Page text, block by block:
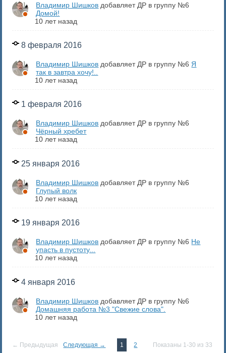
Владимир Шишков добавляет ДР в группу №6
Домой!
10 лет назад
8 февраля 2016
Владимир Шишков добавляет ДР в группу №6 Я
так в завтра хочу!..
10 лет назад
1 февраля 2016
Владимир Шишков добавляет ДР в группу №6
Чёрный хребет
10 лет назад
25 января 2016
Владимир Шишков добавляет ДР в группу №6
Глупый волк
10 лет назад
19 января 2016
Владимир Шишков добавляет ДР в группу №6 Не
упасть в пустоту...
10 лет назад
4 января 2016
Владимир Шишков добавляет ДР в группу №6
Домашняя работа №3 "Свежие слова".
10 лет назад
← Предыдущая Следующая → 1 2 Показаны 1-30 из 33